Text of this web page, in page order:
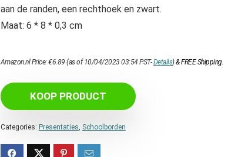
aan de randen, een rechthoek en zwart.
Maat: 6 * 8 * 0,3 cm
Amazon.nl Price:€6.89 (as of 10/04/2023 03:54 PST-Details)&FREE Shipping.
KOOP PRODUCT
Categories: Presentaties, Schoolborden